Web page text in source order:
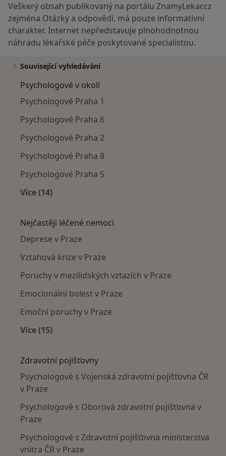
Veškerý obsah publikovaný na portálu ZnamyLekar.cz
zejména Otázky a odpovědi, má pouze informativní
charakter. Internet nepředstavuje plnohodnotnou
náhradu lékařské péče poskytované specialistou.
Související vyhledávání
Psychologové v okolí
Psychologové Praha 1
Psychologové Praha 6
Psychologové Praha 2
Psychologové Praha 8
Psychologové Praha 5
Více (14)
Nejčastěji léčené nemoci
Deprese v Praze
Vztahová krize v Praze
Poruchy v mezilidských vztazích v Praze
Emocionální bolest v Praze
Emoční poruchy v Praze
Více (15)
Zdravotní pojišťovny
Psychologové s Vojenská zdravotní pojišťovna ČR
v Praze
Psychologové s Oborová zdravotní pojišťovna v
Praze
Psychologové s Zdravotní pojišťovna ministerstva
vnitra ČR v Praze